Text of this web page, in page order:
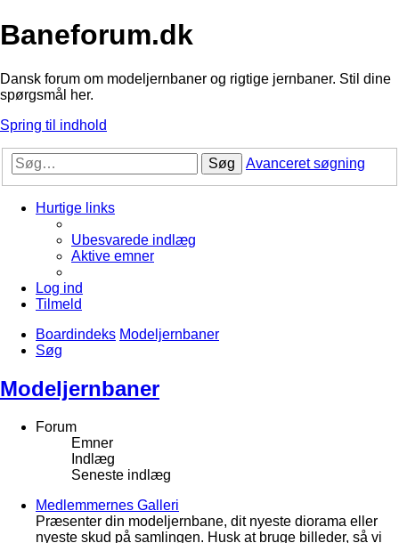
Baneforum.dk
Dansk forum om modeljernbaner og rigtige jernbaner. Stil dine
spørgsmål her.
Spring til indhold
Søg Avanceret søgning
Hurtige links
Ubesvarede indlæg
Aktive emner
Log ind
Tilmeld
Boardindeks Modeljernbaner
Søg
Modeljernbaner
Forum
Emner
Indlæg
Seneste indlæg
Medlemmernes Galleri
Præsenter din modeljernbane, dit nyeste diorama eller
nyeste skud på samlingen. Husk at bruge billeder, så vi